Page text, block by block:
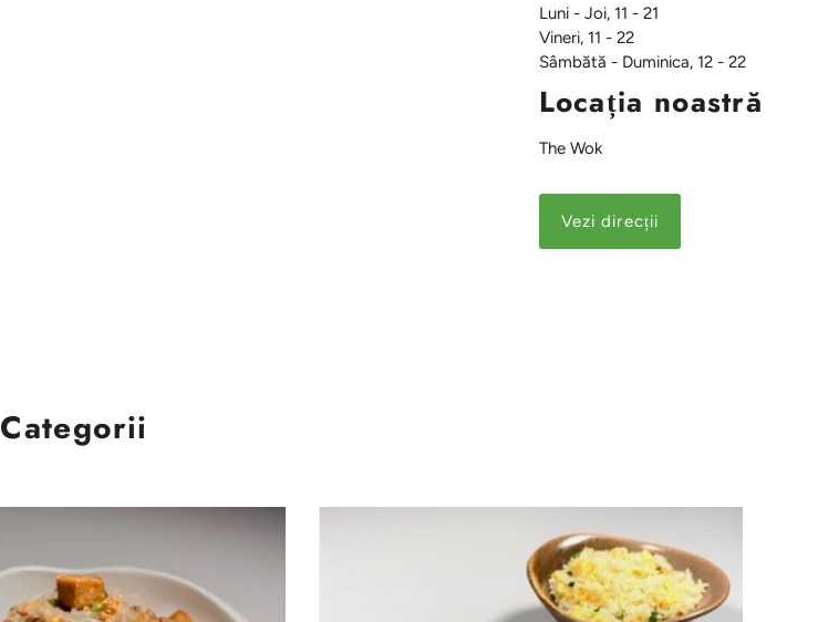
Luni - Joi, 11 - 21
Vineri, 11 - 22
Sâmbătă - Duminica, 12 - 22
Locația noastră
The Wok
Vezi direcții
Categorii